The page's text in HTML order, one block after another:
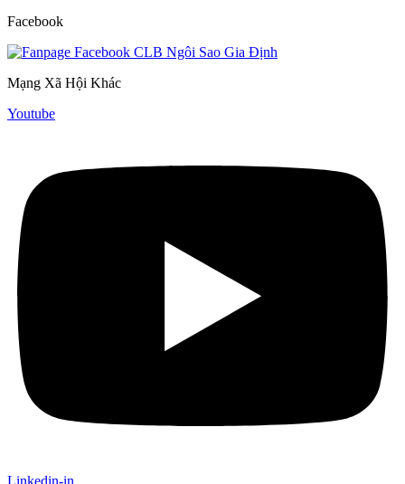
Facebook
Mạng Xã Hội Khác
Youtube
Linkedin-in